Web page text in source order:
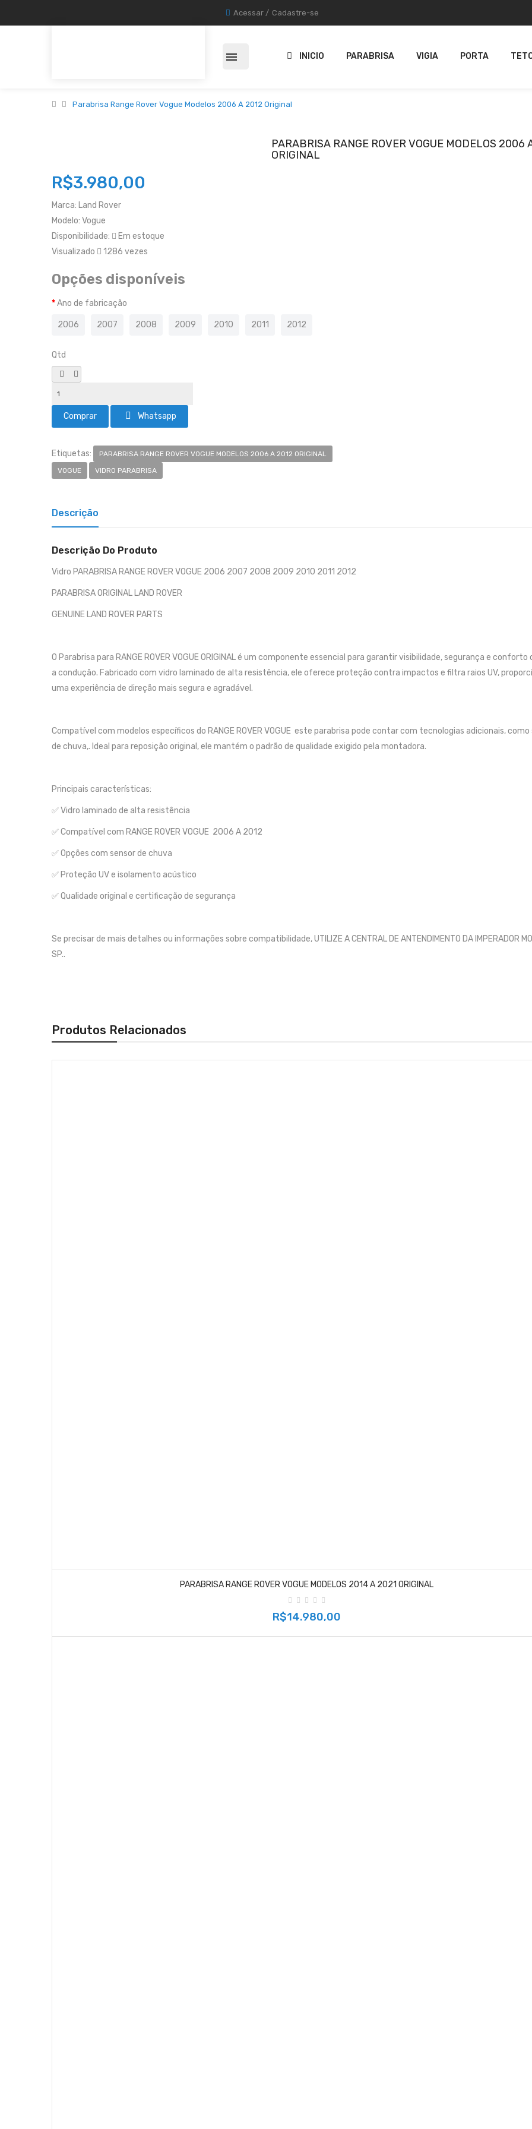
Acessar / Cadastre-se
INICIO PARABRISA VIGIA PORTA
Parabrisa Range Rover Vogue Modelos 2006 A 2012 Original
PARABRISA RANGE ROVER VOGUE MODELOS 2006
ORIGINAL
R$3.980,00
Marca: Land Rover
Modelo: Vogue
Disponibilidade:
Em estoque
Visualizado
1286 vezes
Opções disponíveis
Ano de fabricação
2006 2007 2008 2009 2010 2011 2012
Qtd
Whatsapp
Etiquetas:
PARABRISA RANGE ROVER VOGUE MODELOS 2006 A 2012 ORIGINAL
VOGUE
VIDRO PARABRISA
Descrição
Descrição Do Produto
Vidro PARABRISA RANGE ROVER VOGUE 2006 2007 2008 2009 2010 2011 2012
PARABRISA ORIGINAL LAND ROVER
GENUINE LAND ROVER PARTS
O Parabrisa para RANGE ROVER VOGUE ORIGINAL é um componente essencial para garantir visibilidade, segurança e conforto
a condução. Fabricado com vidro laminado de alta resistência, ele oferece proteção contra impactos e filtra raios UV,
uma experiência de direção mais segura e agradável.
Compatível com modelos específicos do RANGE ROVER VOGUE este parabrisa pode contar com tecnologias adicionais, como
de chuva,. Ideal para reposição original, ele mantém o padrão de qualidade exigido pela montadora.
Principais características:
✅ Vidro laminado de alta resistência
✅ Compatível com RANGE ROVER VOGUE 2006 A 2012
✅ Opções com sensor de chuva
✅ Proteção UV e isolamento acústico
✅ Qualidade original e certificação de segurança
Se precisar de mais detalhes ou informações sobre compatibilidade, UTILIZE A CENTRAL DE ANTENDIMENTO DA IMPERADOR
SP..
Produtos Relacionados
PARABRISA RANGE ROVER VOGUE MODELOS 2014 A 2021 ORIGINAL
R$14.980,00